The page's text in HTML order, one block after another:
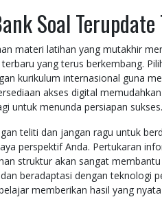
Soal
materi latihan yang mutakhir
yang terus berkembang.
kurikulum internasional guna
akses digital
untuk menunda persiapan sukses.
teliti dan jangan ragu untuk
perspektif Anda. Pertukaran
struktur akan sangat
beradaptasi dengan teknologi
memberikan hasil yang